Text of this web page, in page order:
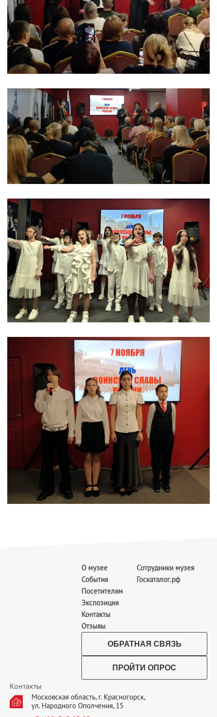
О музее
События
Посетителям
Экспозиция
Контакты
Отзывы
Сотрудники музея
Госкаталог.рф
ОБРАТНАЯ СВЯЗЬ
ПРОЙТИ ОПРОС
Контакты
Московская область, г. Красногорск,
ул. Народного Ополчения, 15